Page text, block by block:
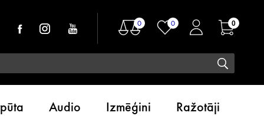
0 0 0
Audio Izmēģini Ražotāji